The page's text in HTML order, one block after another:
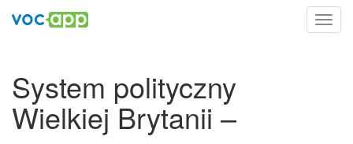
System polityczny
Wielkiej Brytanii –